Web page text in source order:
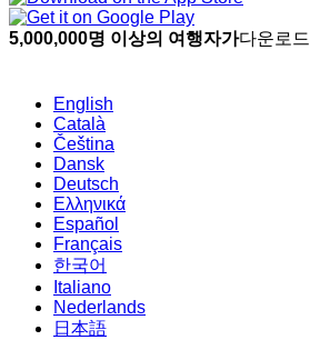
5,000,000명 이상의 여행자가다운로드
English
Català
Čeština
Dansk
Deutsch
Ελληνικά
Español
Français
한국어
Italiano
Nederlands
日本語